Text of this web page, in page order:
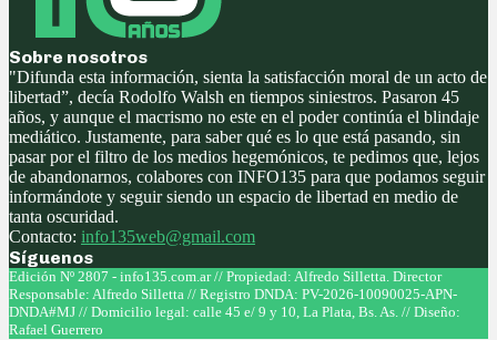
Sobre nosotros
"Difunda esta información, sienta la satisfacción moral de un acto de
libertad”, decía Rodolfo Walsh en tiempos siniestros. Pasaron 45
años, y aunque el macrismo no este en el poder continúa el blindaje
mediático. Justamente, para saber qué es lo que está pasando, sin
pasar por el filtro de los medios hegemónicos, te pedimos que, lejos
de abandonarnos, colabores con INFO135 para que podamos seguir
informándote y seguir siendo un espacio de libertad en medio de
tanta oscuridad.
Contacto: info135web@gmail.com
Síguenos
Facebook
Twitter
Instagram
Youtube
Edición Nº 2807 - info135.com.ar // Propiedad: Alfredo Silletta. Director
Responsable: Alfredo Silletta // Registro DNDA: PV-2026-10090025-APN-
DNDA#MJ // Domicilio legal: calle 45 e/ 9 y 10, La Plata, Bs. As. // Diseño:
Rafael Guerrero